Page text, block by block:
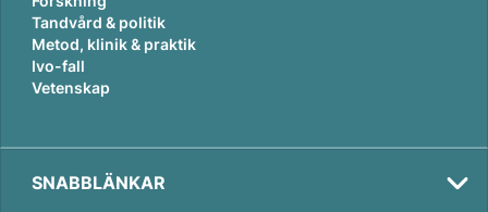
Tandvård & politik
Metod, klinik & praktik
Ivo-fall
Vetenskap
SNABBLÄNKAR